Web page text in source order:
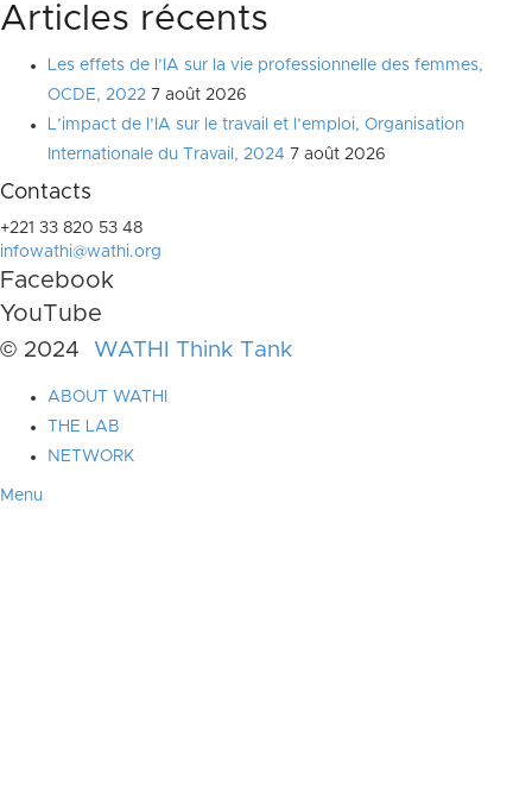
Articles récents
Les effets de l’IA sur la vie professionnelle des femmes,
OCDE, 2022 7 août 2026
L’impact de l’IA sur le travail et l’emploi, Organisation
Internationale du Travail, 2024 7 août 2026
Contacts
+221 33 820 53 48
infowathi@wathi.org
Facebook
YouTube
© 2024 WATHI Think Tank
ABOUT WATHI
THE LAB
NETWORK
Menu